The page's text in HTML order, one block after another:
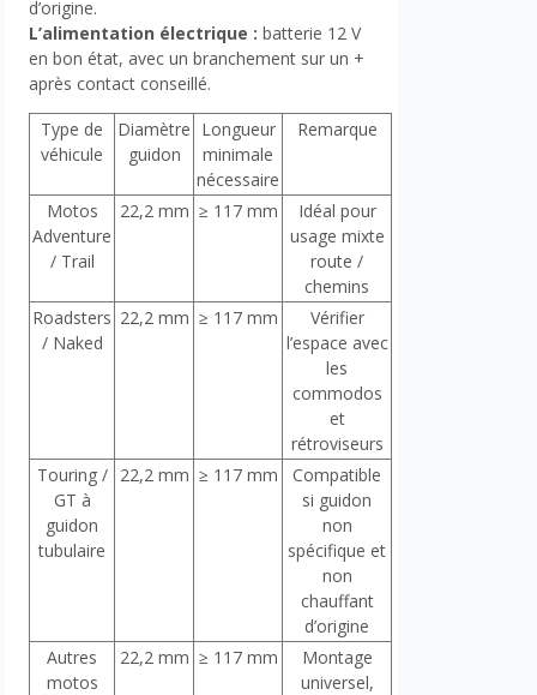
d’origine.
L’alimentation électrique : batterie 12 V
en bon état, avec un branchement sur un +
après contact conseillé.
Type de
véhicule
Diamètre
guidon
Longueur
minimale
nécessaire
Remarque
Motos
Adventure
/ Trail
22,2 mm ≥ 117 mm
Idéal pour
usage mixte
route /
chemins
Roadsters
/ Naked
22,2 mm ≥ 117 mm
Vérifier
l’espace avec
les
commodos
et
rétroviseurs
Touring /
GT à
guidon
tubulaire
22,2 mm ≥ 117 mm
Compatible
si guidon
non
spécifique et
non
chauffant
d’origine
Autres
motos
22,2 mm ≥ 117 mm
Montage
universel,